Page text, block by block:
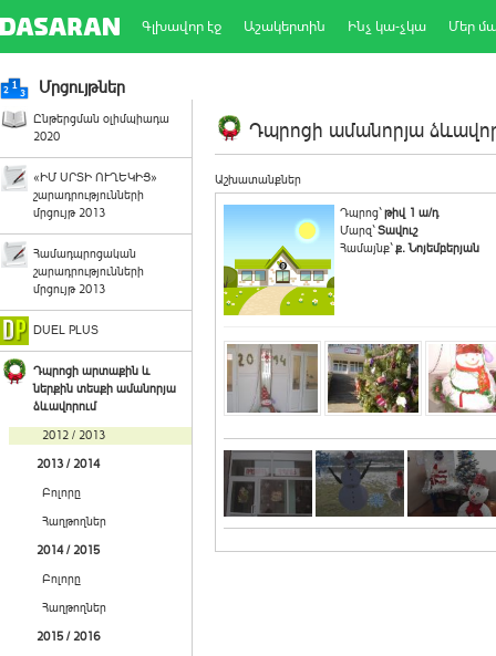
Գլխավոր էջ Աշակերտին Ինչ կա-չկա Մեր
Մրցույթներ
Ընթերցման օլիմպիադա
2020
«ԻՄ ՍՐՏԻ ՈՒՂԵԿԻՑ»
շարադրությունների
մրցույթ 2013
Համադպրոցական
շարադրությունների
մրցույթ 2013
DUEL PLUS
Դպրոցի արտաքին և
ներքին տեսքի ամանորյա
ձևավորում
2012 / 2013
2013 / 2014
Բոլորը
Հաղթողներ
2014 / 2015
Բոլորը
Հաղթողներ
2015 / 2016
Դպրոցի ամանորյա
Աշխատանքներ
Դպրոց`թիվ 1 ա/դ
Մարզ`Տավուշ
Համայնք`ք. Նոյեմբերյան